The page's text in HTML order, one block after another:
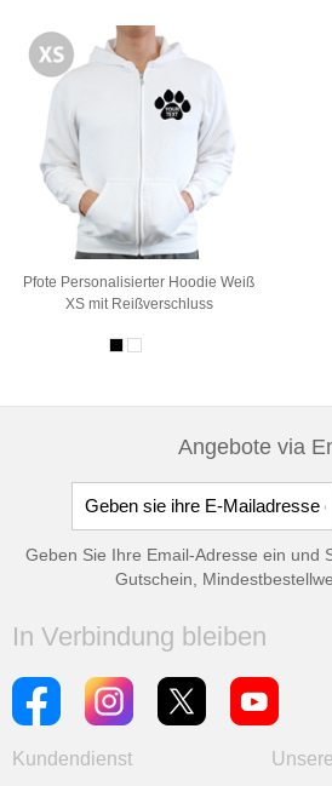
Pfote Personalisierter Hoodie Weiß
XS mit Reißverschluss
Angebote via
Geben Sie Ihre Email-Adresse ein und
Gutschein,
In Verbindung bleiben
Kundendienst